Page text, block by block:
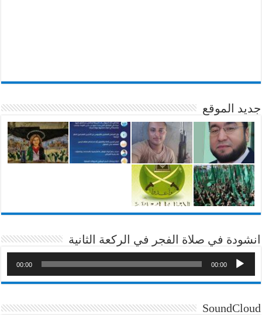
جديد الموقع
انشودة في صلاة الفجر في الركعة الثانية
00:00
00:00
SoundCloud